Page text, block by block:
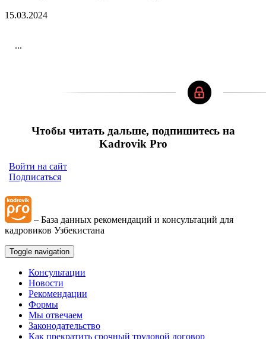
15.03.2024
...
Чтобы читать дальше, подпишитесь на
Kadrovik Pro
Войти на сайт
Подписаться
– База данных рекомендаций и консультаций для
кадровиков Узбекистана
Toggle navigation
Консультации
Новости
Рекомендации
Формы
Мы отвечаем
Законодательство
Как прекратить срочный трудовой договор